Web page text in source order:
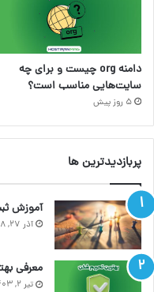
دامنه org چیست و برای چه
سایت‌هایی مناسب است؟
5 روز پیش
پربازدیدترین ها
آموزش
آذر ۲۷, ۱۳۹۸
معرفی
تیر ۲, ۱۴۰۳